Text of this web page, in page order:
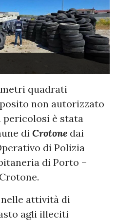
metri quadrati
non autorizzato
è stata
di Crotone dai
di Polizia
di Porto –
nelle attività di
agli illeciti